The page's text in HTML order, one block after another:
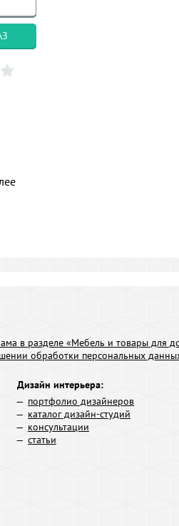
в разделе «Мебель и товары для
обработки персональных
Дизайн интерьера:
портфолио дизайнеров
каталог дизайн-студий
консультации
статьи